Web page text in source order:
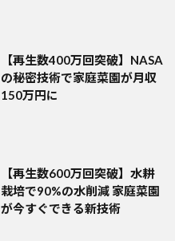
【再生数400万回突破】NASA
の秘密技術で家庭菜園が月収
150万円に
【再生数600万回突破】水耕
栽培で90%の水削減 家庭菜園
が今すぐできる新技術